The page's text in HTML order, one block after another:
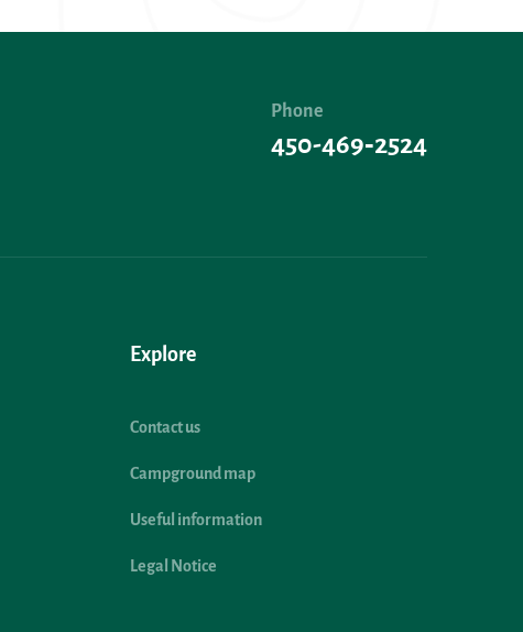
Phone
450-469‑2524
Explore
Contact us
Campground map
Useful information
Legal Notice